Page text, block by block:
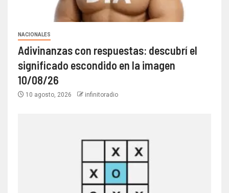
NACIONALES
Adivinanzas con respuestas: descubrí el
significado escondido en la imagen
10/08/26
10 agosto, 2026 infinitoradio